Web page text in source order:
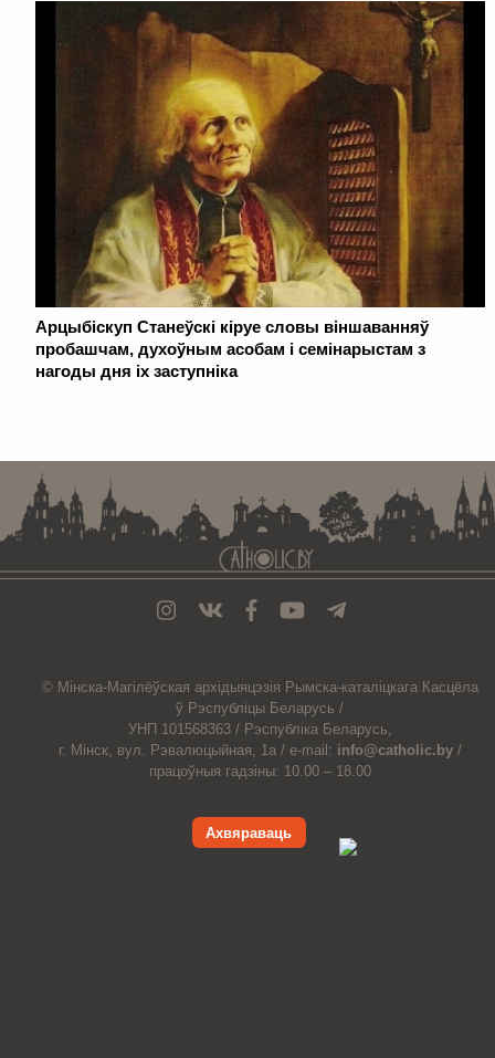
Арцыбіскуп Станеўскі кіруе словы віншаванняў
пробашчам, духоўным асобам і семінарыстам з
нагоды дня іх заступніка
© Мiнска-Магiлёўская архiдыяцэзiя Рымска-каталіцкага Касцёла
ў Рэспубліцы Беларусь /
УНП 101568363 / Рэспубліка Беларусь,
г. Мінск, вул. Рэвалюцыйная, 1а / e-mail: info@catholic.by /
працоўныя гадзіны: 10.00 – 18.00
Ахвяраваць